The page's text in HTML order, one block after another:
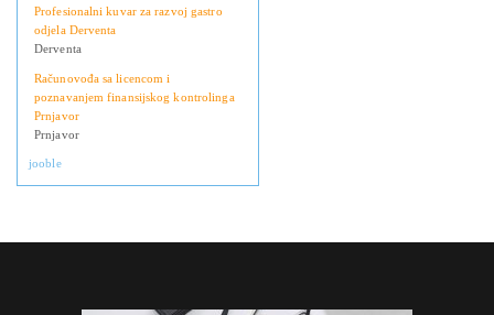
Profesionalni kuvar za razvoj gastro
odjela Derventa
Derventa
Računovođa sa licencom i
poznavanjem finansijskog kontrolinga
Prnjavor
Prnjavor
jooble